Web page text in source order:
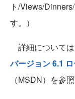
ト/Views/
す。）
詳細について
バージョン 6.1
（MSDN）を参